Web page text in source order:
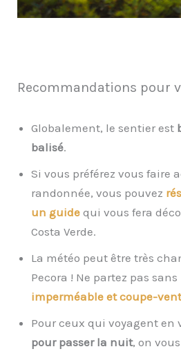
Recommandations pour
Globalement, le sentier est
balisé.
Si vous préférez vous faire
randonnée, vous pouvez
un guide qui vous fera
Costa Verde.
La météo peut être très
Pecora ! Ne partez pas
imperméable et coupe-vent
Pour ceux qui voyagent en
pour passer la nuit, on